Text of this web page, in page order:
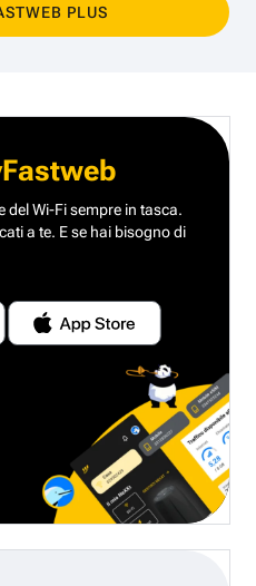
PLUS
del Wi-Fi sempre in tasca.
a te. E se hai bisogno di